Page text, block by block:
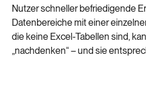
Nutzer schneller befriedigende
Datenbereiche mit einer
die keine Excel-Tabellen sind,
„nachdenken“ – und sie